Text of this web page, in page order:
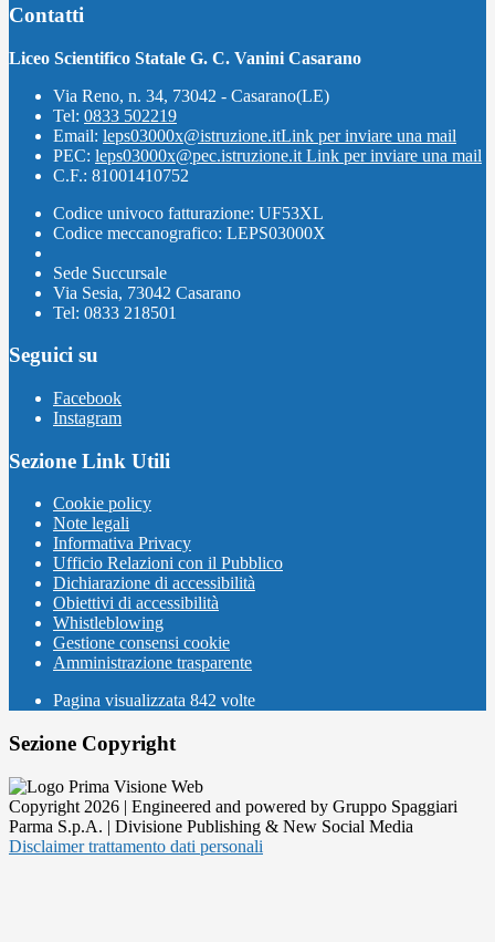
Contatti
Liceo Scientifico Statale G. C. Vanini Casarano
Via Reno, n. 34, 73042 - Casarano(LE)
Tel: 0833 502219
Email: leps03000x@istruzione.itLink per inviare una mail
PEC: leps03000x@pec.istruzione.it Link per inviare una mail
C.F.: 81001410752
Codice univoco fatturazione: UF53XL
Codice meccanografico: LEPS03000X
Sede Succursale
Via Sesia, 73042 Casarano
Tel: 0833 218501
Seguici su
Facebook
Instagram
Sezione Link Utili
Cookie policy
Note legali
Informativa Privacy
Ufficio Relazioni con il Pubblico
Dichiarazione di accessibilità
Obiettivi di accessibilità
Whistleblowing
Gestione consensi cookie
Amministrazione trasparente
Pagina visualizzata 842 volte
Sezione Copyright
Copyright 2026 | Engineered and powered by Gruppo Spaggiari
Parma S.p.A. | Divisione Publishing & New Social Media
Disclaimer trattamento dati personali